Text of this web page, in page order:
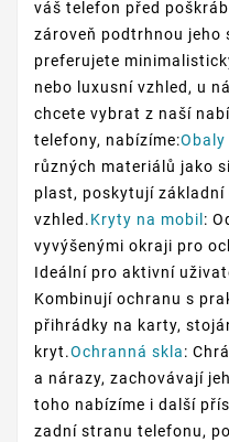
váš telefon před
zároveň podtrhnou jeho
preferujete
nebo luxusní vzhled, u
chcete vybrat z naší
telefony, nabízíme:Obaly
různých materiálů jako
plast, poskytují
vzhled.Kryty na mobil :
vyvýšenými okraji pro
Ideální pro aktivní
Kombinují ochranu s
přihrádky na karty,
kryt.Ochranná skla:
a nárazy, zachovávají
toho nabízíme i další
zadní stranu telefonu,